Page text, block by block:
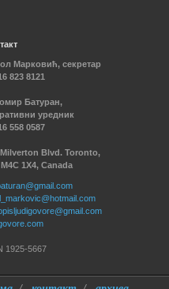
Марковић, секретар
823 8121
Батуран,
уредник
558 0587
Milverton Blvd. Toronto,
1X4, Canada
1925-5667